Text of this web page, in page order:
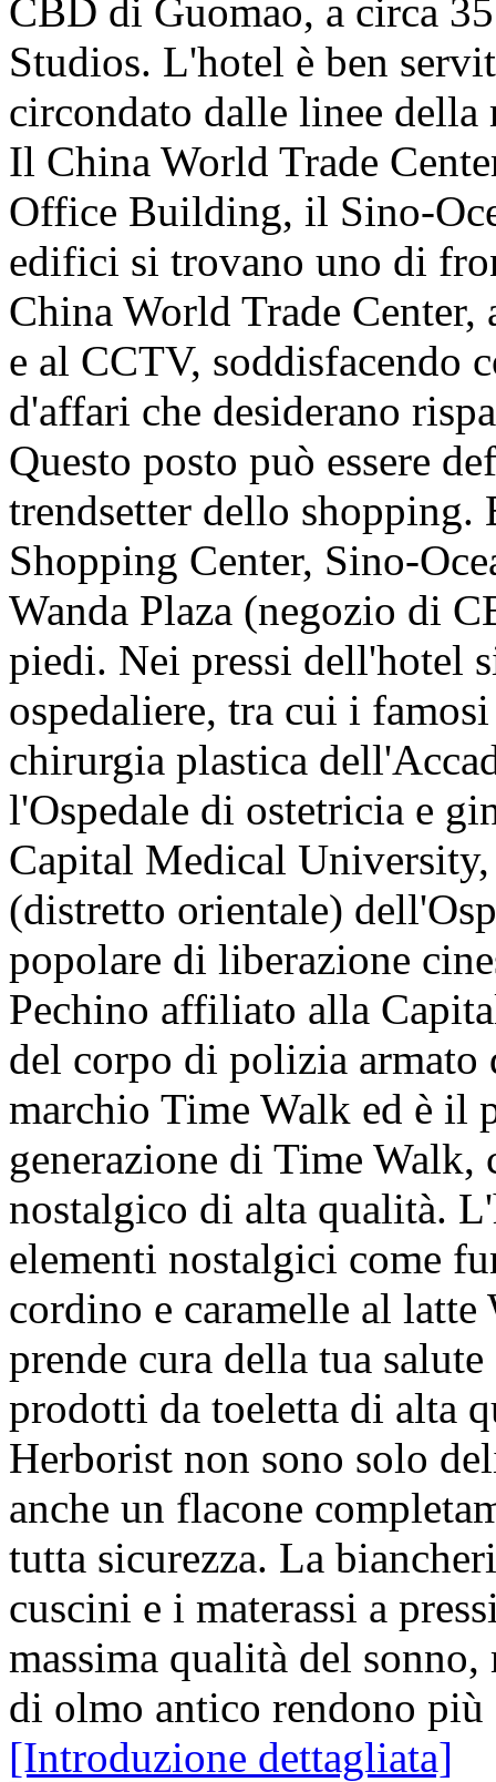
CBD di Guomao, a circa
Studios. L'hotel è ben
circondato dalle linee
Il China World Trade
Office Building, il Sino-
edifici si trovano uno di
China World Trade Center,
e al CCTV, soddisfacendo
d'affari che desiderano
Questo posto può essere
trendsetter dello shopping.
Shopping Center, Sino-
Wanda Plaza (negozio di
piedi. Nei pressi dell'hotel
ospedaliere, tra cui i
chirurgia plastica
l'Ospedale di ostetricia e
Capital Medical
(distretto orientale)
popolare di liberazione
Pechino affiliato alla
del corpo di polizia armato
marchio Time Walk ed è il
generazione di Time Walk,
nostalgico di alta qualità.
elementi nostalgici come
cordino e caramelle al
prende cura della tua
prodotti da toeletta di alta
Herborist non sono solo
anche un flacone
tutta sicurezza. La
cuscini e i materassi a
massima qualità del
di olmo antico rendono
[Introduzione dettagliata]